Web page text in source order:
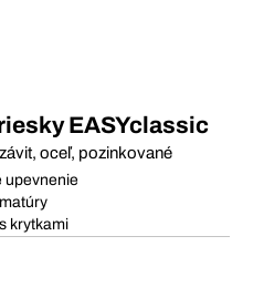
EASYclassic
oceľ, pozinkované
upevnenie
krytkami